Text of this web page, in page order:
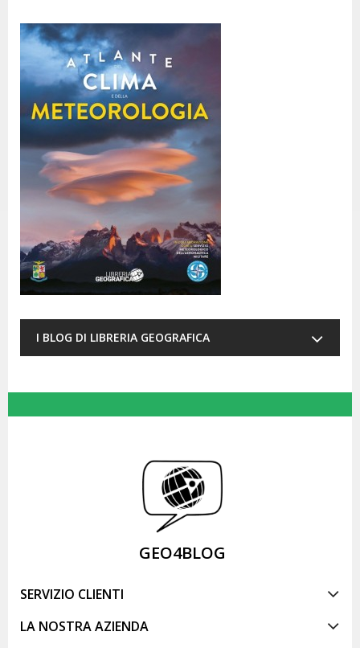
I BLOG DI LIBRERIA GEOGRAFICA
GEO4BLOG
SERVIZIO CLIENTI
LA NOSTRA AZIENDA